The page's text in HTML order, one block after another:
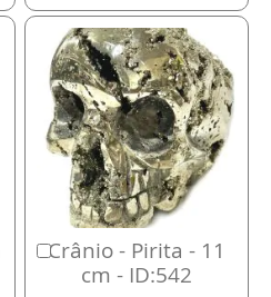
Crânio - Pirita - 11
cm - ID:542
Comprar